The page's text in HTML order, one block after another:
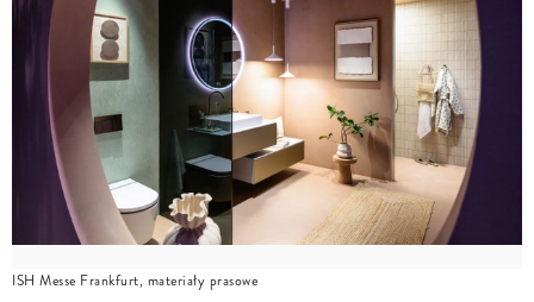
ISH Messe Frankfurt, materiały prasowe